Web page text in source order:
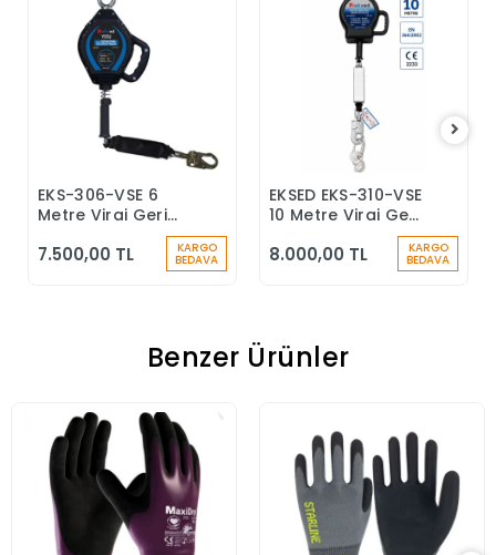
Sepete Ekle
EKS-306-VSE 6
Metre Viraj Geri
Durdurucu Keskin
7.500,00 TL KARGO
BEDAVA
Sepete Ekle
EKSED EKS-310-VSE
10 Metre Viraj Geri
Durdurucu
8.000,00 TL KARGO
BEDAVA
Benzer Ürünler